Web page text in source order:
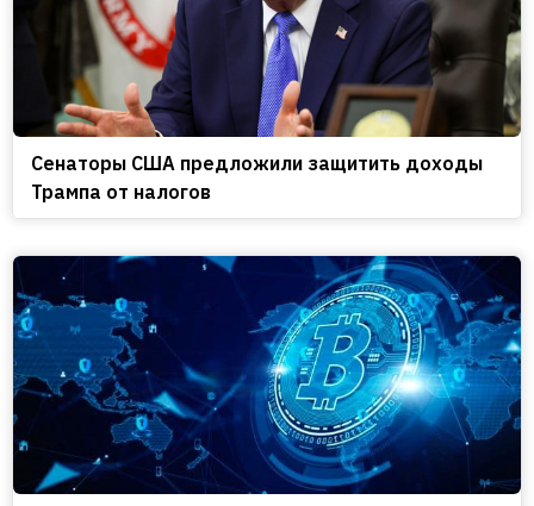
Сенаторы США предложили защитить доходы
Трампа от налогов